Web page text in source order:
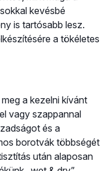
kevésbé
is tartósabb lesz.
a tökéletes
a kezelni kívánt
vagy szappannal
és a
borotvák többségét
után alaposan